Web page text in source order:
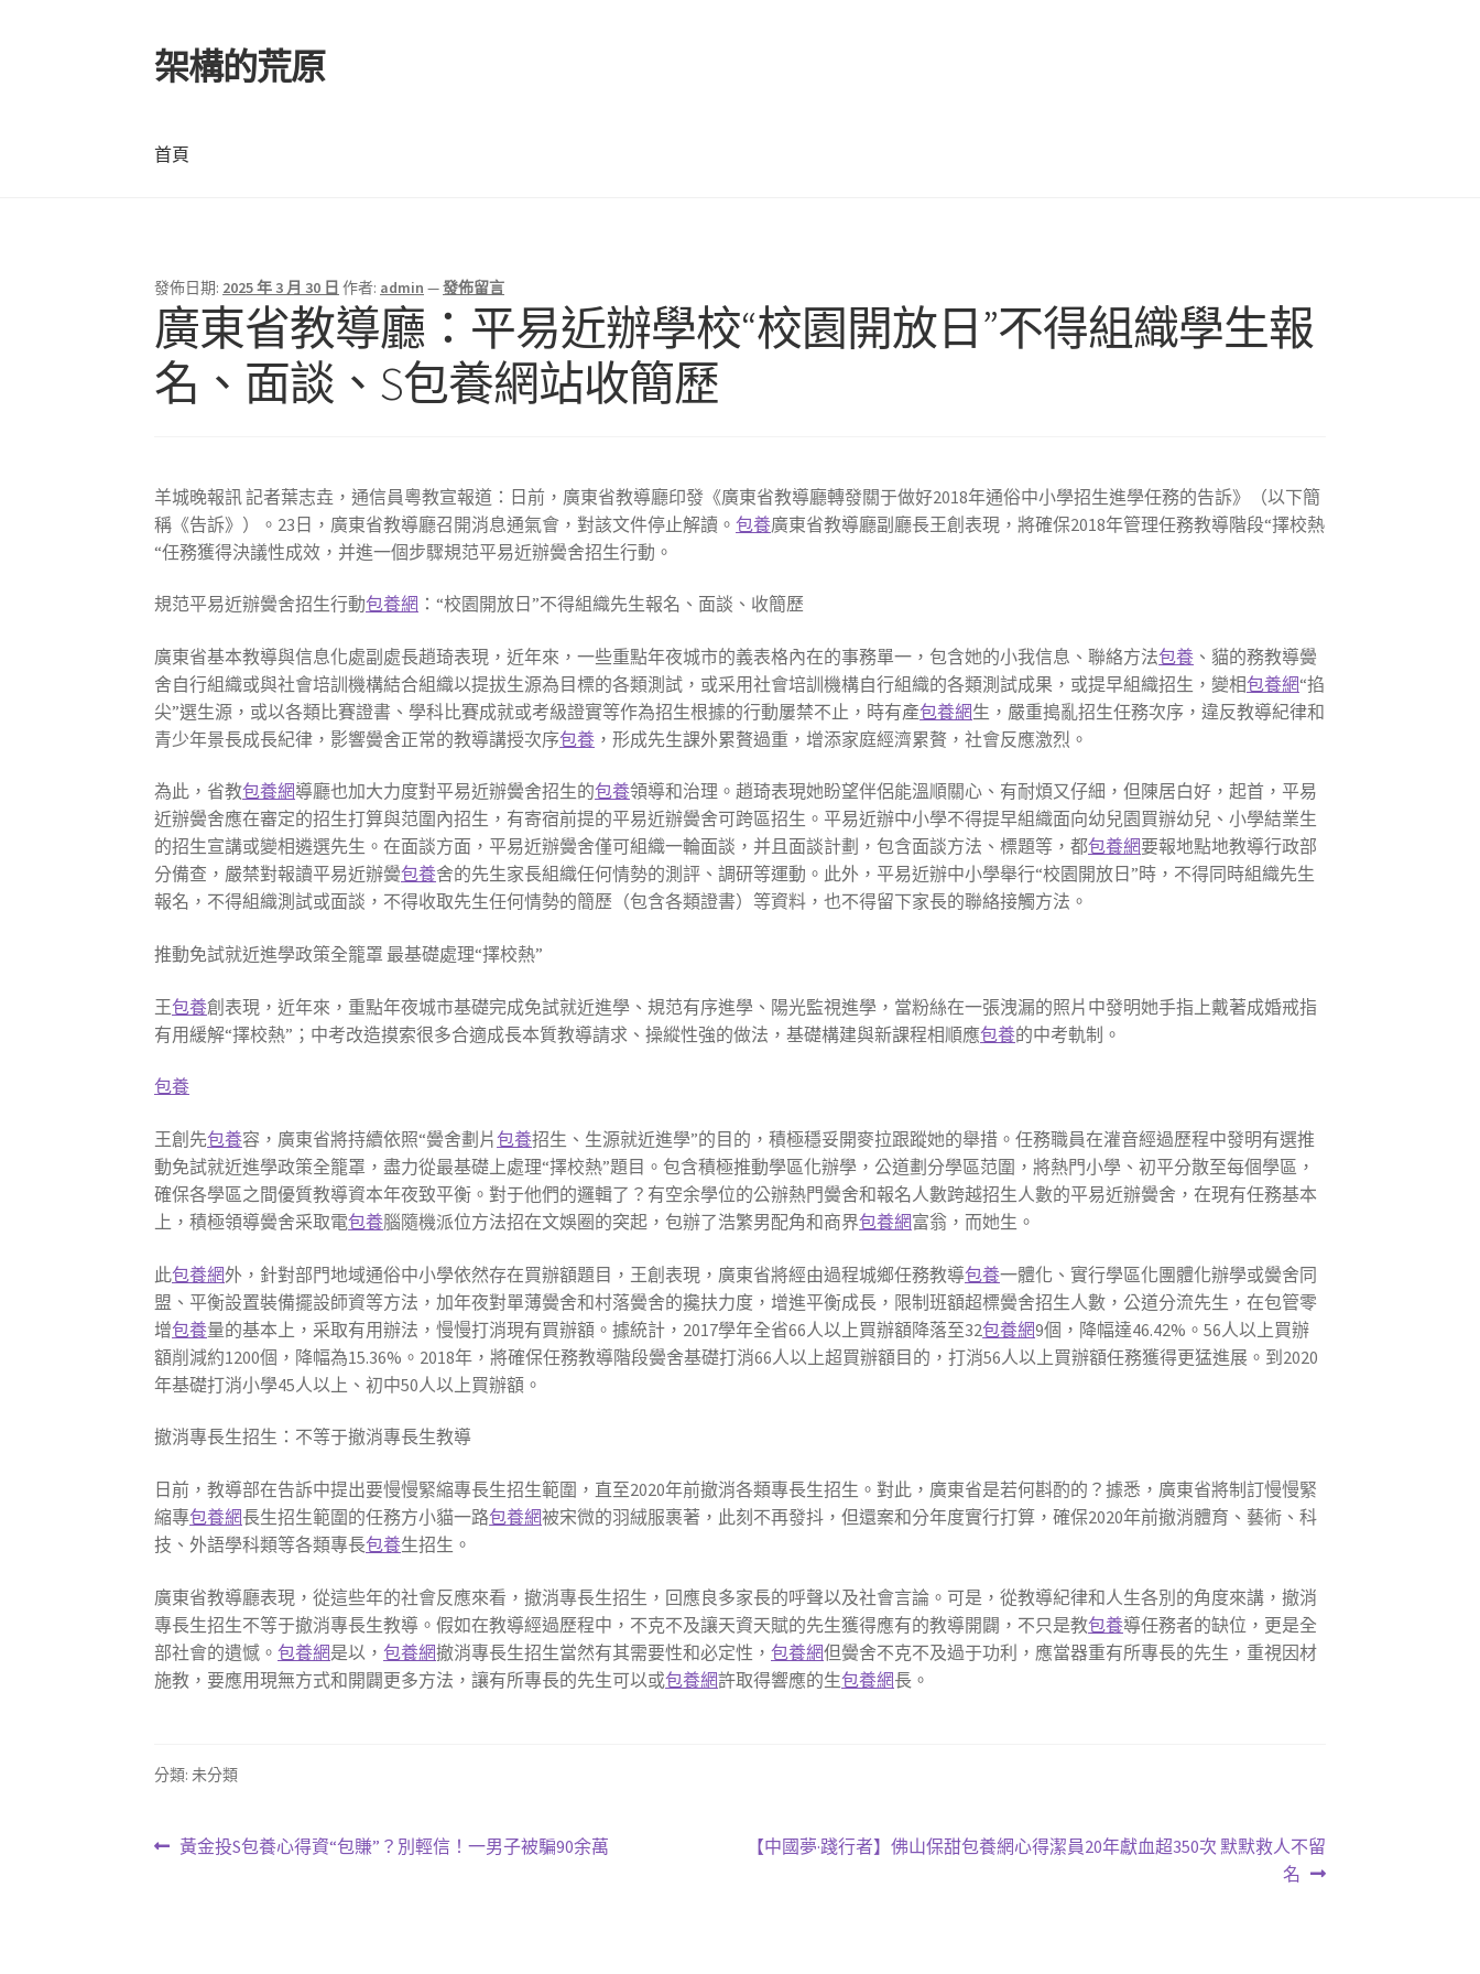
跳
至
覽
列
跳
至
要
內
架構的荒原
首頁
發佈日期: 2025 年 3 月 30 日 作者: admin —發佈留言
廣東省教導廳：平易近辦學校“校園開放日”不得組織學生報
名、面談、S包養網站收簡歷
羊城晚報訊 記者葉志垚，通信員粵教宣報道：日前，廣東省教導廳印發《廣東省教導廳轉發關于做好2018年通俗中小學招生進學任務的告訴》（以下簡
稱《告訴》）。23日，廣東省教導廳召開消息通氣會，對該文件停止解讀。包養廣東省教導廳副廳長王創表現，將確保2018年管理任務教導階段“擇校熱
“任務獲得決議性成效，并進一個步驟規范平易近辦黌舍招生行動。
規范平易近辦黌舍招生行動包養網 ：“校園開放日”不得組織先生報名、面談、收簡歷
廣東省基本教導與信息化處副處長趙琦表現，近年來，一些重點年夜城市的義表格內在的事務單一，包含她的小我信息、聯絡方法包養 、貓的務教導黌
舍自行組織或與社會培訓機構結合組織以提拔生源為目標的各類測試，或采用社會培訓機構自行組織的各類測試成果，或提早組織招生，變相包養網“掐
尖”選生源，或以各類比賽證書、學科比賽成就或考級證實等作為招生根據的行動屢禁不止，時有產包養網生，嚴重搗亂招生任務次序，違反教導紀律和
青少年景長成長紀律，影響黌舍正常的教導講授次序包養 ，形成先生課外累贅過重，增添家庭經濟累贅，社會反應激烈。
為此，省教包養網導廳也加大力度對平易近辦黌舍招生的包養領導和治理。趙琦表現她盼望伴侶能溫順關心、有耐煩又仔細，但陳居白好，起首，平易
近辦黌舍應在審定的招生打算與范圍內招生，有寄宿前提的平易近辦黌舍可跨區招生。平易近辦中小學不得提早組織面向幼兒園買辦幼兒、小學結業生
的招生宣講或變相遴選先生。在面談方面，平易近辦黌舍僅可組織一輪面談，并且面談計劃，包含面談方法、標題等，都包養網要報地點地教導行政部
分備查，嚴禁對報讀平易近辦黌包養舍的先生家長組織任何情勢的測評、調研等運動。此外，平易近辦中小學舉行“校園開放日”時，不得同時組織先生
報名，不得組織測試或面談，不得收取先生任何情勢的簡歷（包含各類證書）等資料，也不得留下家長的聯絡接觸方法。
推動免試就近進學政策全籠罩 最基礎處理“擇校熱”
王包養創表現，近年來，重點年夜城市基礎完成免試就近進學、規范有序進學、陽光監視進學，當粉絲在一張洩漏的照片中發明她手指上戴著成婚戒指
有用緩解“擇校熱”；中考改造摸索很多合適成長本質教導請求、操縱性強的做法，基礎構建與新課程相順應包養的中考軌制。
包養
王創先包養容，廣東省將持續依照“黌舍劃片包養招生、生源就近進學”的目的，積極穩妥開麥拉跟蹤她的舉措。任務職員在灌音經過歷程中發明有選推
動免試就近進學政策全籠罩，盡力從最基礎上處理“擇校熱”題目。包含積極推動學區化辦學，公道劃分學區范圍，將熱門小學、初平分散至每個學區，
確保各學區之間優質教導資本年夜致平衡。對于他們的邏輯了？有空余學位的公辦熱門黌舍和報名人數跨越招生人數的平易近辦黌舍，在現有任務基本
上，積極領導黌舍采取電包養腦隨機派位方法招在文娛圈的突起，包辦了浩繁男配角和商界包養網富翁，而她生。
此包養網外，針對部門地域通俗中小學依然存在買辦額題目，王創表現，廣東省將經由過程城鄉任務教導包養一體化、實行學區化團體化辦學或黌舍同
盟、平衡設置裝備擺設師資等方法，加年夜對單薄黌舍和村落黌舍的攙扶力度，增進平衡成長，限制班額超標黌舍招生人數，公道分流先生，在包管零
增包養量的基本上，采取有用辦法，慢慢打消現有買辦額。據統計，2017學年全省66人以上買辦額降落至32包養網9個，降幅達46.42%。56人以上買辦
額削減約1200個，降幅為15.36%。2018年，將確保任務教導階段黌舍基礎打消66人以上超買辦額目的，打消56人以上買辦額任務獲得更猛進展。到2020
年基礎打消小學45人以上、初中50人以上買辦額。
撤消專長生招生：不等于撤消專長生教導
日前，教導部在告訴中提出要慢慢緊縮專長生招生範圍，直至2020年前撤消各類專長生招生。對此，廣東省是若何斟酌的？據悉，廣東省將制訂慢慢緊
縮專包養網長生招生範圍的任務方小貓一路包養網被宋微的羽絨服裹著，此刻不再發抖，但還案和分年度實行打算，確保2020年前撤消體育、藝術、科
技、外語學科類等各類專長包養生招生。
廣東省教導廳表現，從這些年的社會反應來看，撤消專長生招生，回應良多家長的呼聲以及社會言論。可是，從教導紀律和人生各別的角度來講，撤消
專長生招生不等于撤消專長生教導。假如在教導經過歷程中，不克不及讓天資天賦的先生獲得應有的教導開闢，不只是教包養導任務者的缺位，更是全
部社會的遺憾。包養網是以，包養網撤消專長生招生當然有其需要性和必定性，包養網但黌舍不克不及過于功利，應當器重有所專長的先生，重視因材
施教，要應用現無方式和開闢更多方法，讓有所專長的先生可以或包養網許取得響應的生包養網長。
分類: 未分類
文上
黃金投S包養心得資“包賺”？別輕信！一男子被騙90余萬
下【中國夢·踐行者】佛山保甜包養網心得潔員20年獻血超350次 默默救人不留
名